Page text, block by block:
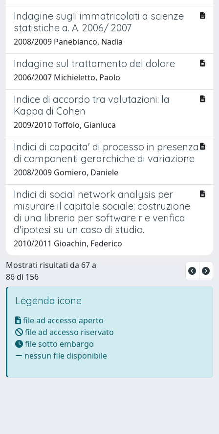
Indagine sugli immatricolati a scienze
statistiche a. A. 2006/ 2007
2008/2009 Panebianco, Nadia
Indagine sul trattamento del dolore
2006/2007 Michieletto, Paolo
Indice di accordo tra valutazioni: la
Kappa di Cohen
2009/2010 Toffolo, Gianluca
Indici di capacita' di processo in presenza
di componenti gerarchiche di variazione
2008/2009 Gomiero, Daniele
Indici di social network analysis per
misurare il capitale sociale: costruzione
di una libreria per software r e verifica
d'ipotesi su un caso di studio.
2010/2011 Gioachin, Federico
Mostrati risultati da 67 a
86 di 156
Legenda icone
file ad accesso aperto
file ad accesso riservato
file sotto embargo
nessun file disponibile